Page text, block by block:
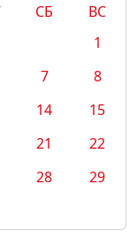
СБ
ВС
1
7
8
14
15
21
22
28
29